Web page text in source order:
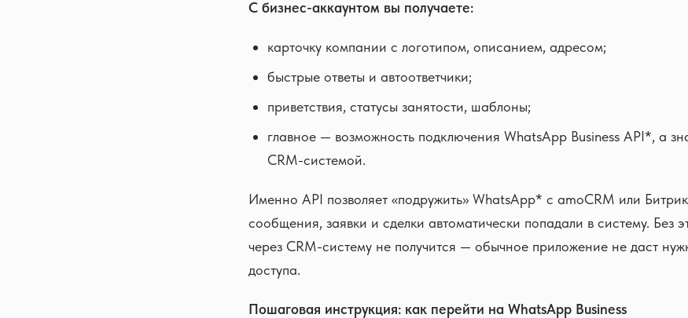
С бизнес-аккаунтом вы получаете:
карточку компании с логотипом, описанием, адресом;
быстрые ответы и автоответчики;
приветствия, статусы занятости, шаблоны;
главное — возможность подключения WhatsApp Business API*, а
CRM-системой.
Именно API позволяет «подружить» WhatsApp* с amoCRM или
сообщения, заявки и сделки автоматически попадали в систему. Без
через CRM-систему не получится — обычное приложение не даст
доступа.
Пошаговая инструкция: как перейти на WhatsApp Business